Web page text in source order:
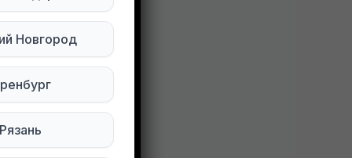
Будьте внимательны. Не переходите по ссылкам, если вам предлагают в личной переписке с дарителем оплаты доставки, брони, предоплаты или установки стороннего приложения, удалите переписку и заблокируйте пользователя. Обо всех таких постах сообщайте
Новгород
Рязань